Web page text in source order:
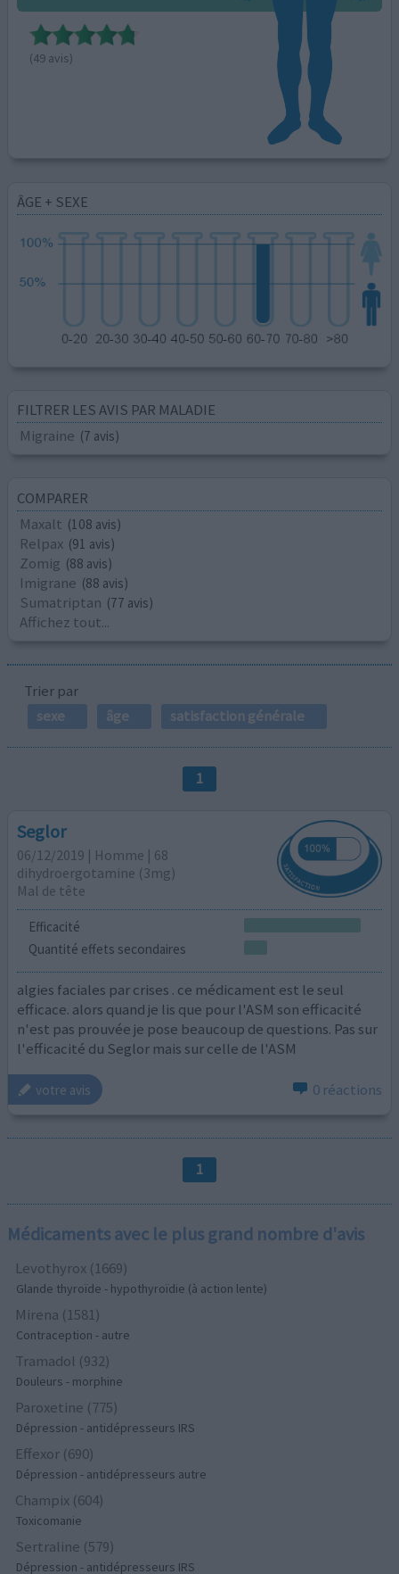
(49 avis)
ÂGE + SEXE
FILTRER LES AVIS PAR MALADIE
Migraine (7 avis)
COMPARER
Maxalt (108 avis)
Relpax (91 avis)
Zomig (88 avis)
Imigrane (88 avis)
Sumatriptan (77 avis)
Affichez tout...
Trier par
sexe
âge satisfaction générale
1
Seglor
06/12/2019 | Homme | 68
dihydroergotamine (3mg)
Mal de tête
Efficacité
Quantité effets secondaires
algies faciales par crises . ce médicament est le seul
efficace. alors quand je lis que pour l'ASM son efficacité
n'est pas prouvée je pose beaucoup de questions. Pas sur
l'efficacité du Seglor mais sur celle de l'ASM
votre avis 0 réactions
1
Médicaments avec le plus grand nombre d'avis
Levothyrox (1669)
Glande thyroïde - hypothyroïdie (à action lente)
Mirena (1581)
Contraception - autre
Tramadol (932)
Douleurs - morphine
Paroxetine (775)
Dépression - antidépresseurs IRS
Effexor (690)
Dépression - antidépresseurs autre
Champix (604)
Toxicomanie
Sertraline (579)
Dépression - antidépresseurs IRS